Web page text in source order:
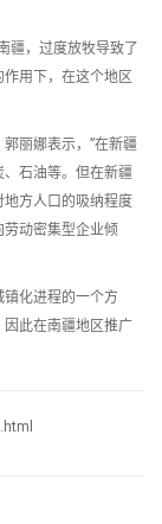
疆，过度放牧导致了
用下，在这个地区
丽娜表示，”在新疆
石油等。但在新疆
方人口的吸纳程度
动密集型企业倾
化进程的一个方
此在南疆地区推广